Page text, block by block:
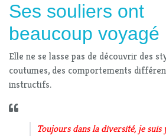
Ses souliers ont
beaucoup voyagé
Elle ne se lasse pas de découvrir des
coutumes, des comportements
instructifs.
Toujours dans la diversité, je